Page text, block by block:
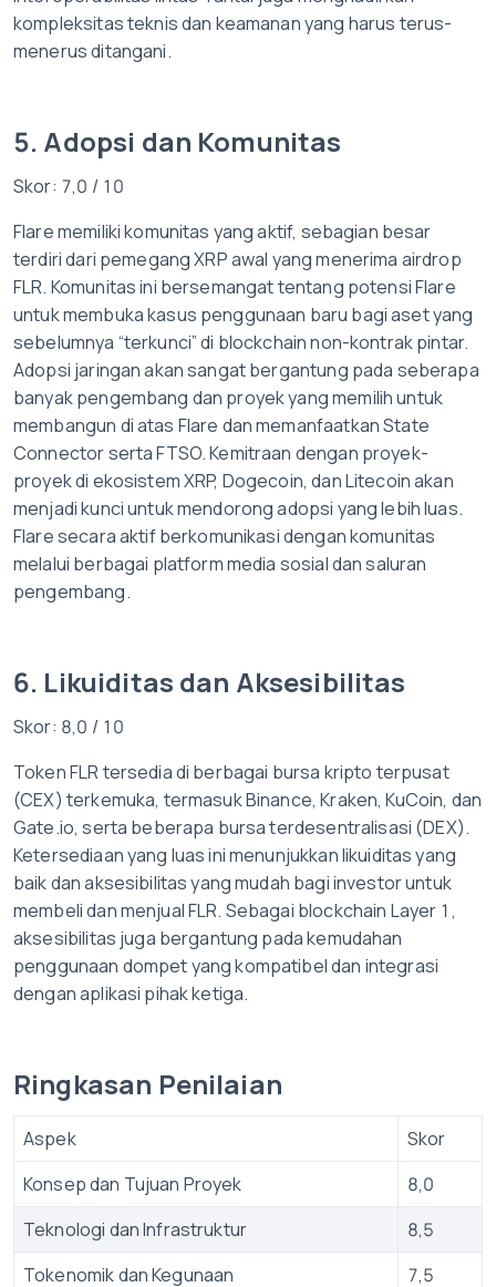
kompleksitas teknis dan keamanan yang harus terus-
menerus ditangani.
5. Adopsi dan Komunitas
Skor: 7,0 / 10
Flare memiliki komunitas yang aktif, sebagian besar
terdiri dari pemegang XRP awal yang menerima airdrop
FLR. Komunitas ini bersemangat tentang potensi Flare
untuk membuka kasus penggunaan baru bagi aset yang
sebelumnya “terkunci” di blockchain non-kontrak pintar.
Adopsi jaringan akan sangat bergantung pada seberapa
banyak pengembang dan proyek yang memilih untuk
membangun di atas Flare dan memanfaatkan State
Connector serta FTSO. Kemitraan dengan proyek-
proyek di ekosistem XRP, Dogecoin, dan Litecoin akan
menjadi kunci untuk mendorong adopsi yang lebih luas.
Flare secara aktif berkomunikasi dengan komunitas
melalui berbagai platform media sosial dan saluran
pengembang.
6. Likuiditas dan Aksesibilitas
Skor: 8,0 / 10
Token FLR tersedia di berbagai bursa kripto terpusat
(CEX) terkemuka, termasuk Binance, Kraken, KuCoin, dan
Gate.io, serta beberapa bursa terdesentralisasi (DEX).
Ketersediaan yang luas ini menunjukkan likuiditas yang
baik dan aksesibilitas yang mudah bagi investor untuk
membeli dan menjual FLR. Sebagai blockchain Layer 1,
aksesibilitas juga bergantung pada kemudahan
penggunaan dompet yang kompatibel dan integrasi
dengan aplikasi pihak ketiga.
Ringkasan Penilaian
Aspek
Skor
Konsep dan Tujuan Proyek
8,0
Teknologi dan Infrastruktur
8,5
Tokenomik dan Kegunaan
7,5